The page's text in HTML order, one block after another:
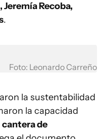
Recoba,
.
Foto: Leonardo Carreño
la sustentabilidad
la capacidad
cantera de